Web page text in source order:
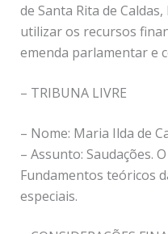
de Santa Rita de
utilizar os recursos
emenda parlamentar e
– TRIBUNA LIVRE
– Nome: Maria Ilda de
– Assunto: Saudações.
Fundamentos teóricos
especiais.